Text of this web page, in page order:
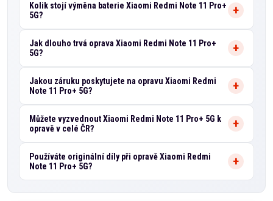
Kolik stojí výměna baterie Xiaomi Redmi Note 11 Pro+
5G?
Jak dlouho trvá oprava Xiaomi Redmi Note 11 Pro+
5G?
Jakou záruku poskytujete na opravu Xiaomi Redmi
Note 11 Pro+ 5G?
Můžete vyzvednout Xiaomi Redmi Note 11 Pro+ 5G k
opravě v celé ČR?
Používáte originální díly při opravě Xiaomi Redmi
Note 11 Pro+ 5G?